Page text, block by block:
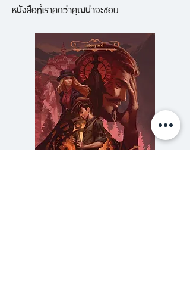
ข่าวที่เขียนไว้ คือ สิ่งที่ยังไม่เคยเกิด
ขึ้น และมันกำลังจะเกิดขึ้นจริง
เรื่องราวการตามล่าเด็กส่ง
หนังสือพิมพ์ ชื่อปิแอร์ เดอ มัส
แตง
เหตุการณ์ลับ ๆ ที่ไม่เคยถูกบันทึก
เอาไว้ที่เกิดขึ้นในเมืองทรัวส์ ประเทศ
หนังสือที่เราคิดว่าคุณน่าจะชอบ